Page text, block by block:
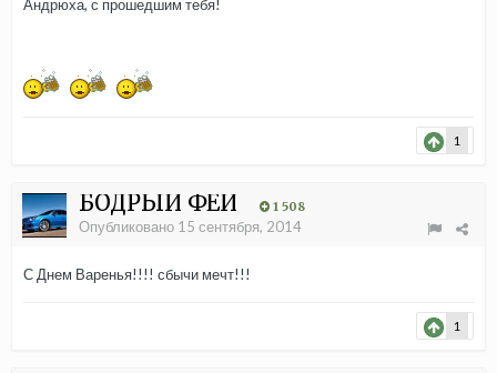
Андрюха, с прошедшим тебя!
1
БОДРЫЙ ФЕЙ 1 508
Опубликовано 15 сентября, 2014
С Днем Варенья!!!! сбычи мечт!!!
1